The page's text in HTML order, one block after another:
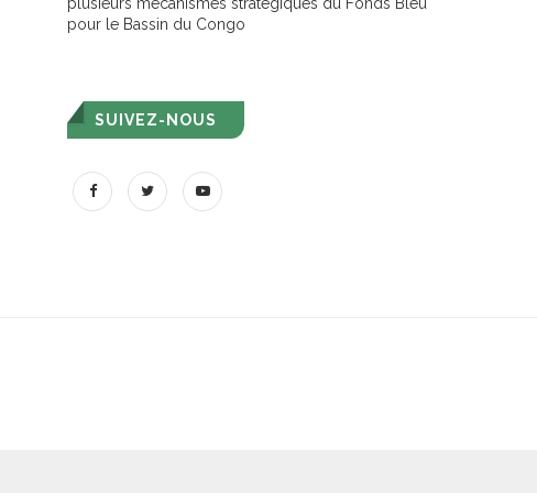
pour le Bassin du Congo
SUIVEZ-NOUS